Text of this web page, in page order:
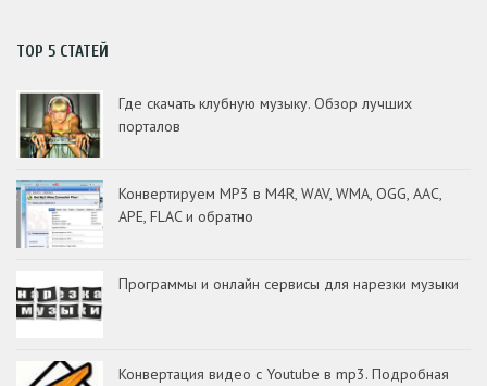
TOP 5 СТАТЕЙ
Где скачать клубную музыку. Обзор лучших
порталов
Конвертируем MP3 в M4R, WAV, WMA, OGG, AAC,
APE, FLAC и обратно
Программы и онлайн сервисы для нарезки музыки
Конвертация видео с Youtube в mp3. Подробная